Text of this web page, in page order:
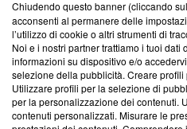
Team editoriale
Corporate
Redazione
Informativa Privacy
Chiudendo questo banner (cliccando
acconsenti al permanere delle
l’utilizzo di cookie o altri strumenti di
Noi e i nostri partner trattiamo i tuoi
informazioni su dispositivo e/o
selezione della pubblicità. Creare
Utilizzare profili per la selezione di
per la personalizzazione dei contenuti.
contenuti personalizzati. Misurare le